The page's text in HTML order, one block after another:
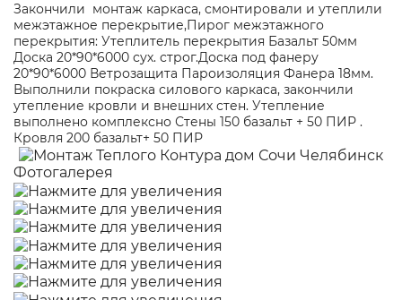
Закончили монтаж каркаса, смонтировали и утеплили
межэтажное перекрытие,Пирог межэтажного
перекрытия: Утеплитель перекрытия Базальт 50мм
Доска 20*90*6000 сух. строг.Доска под фанеру
20*90*6000 Ветрозащита Пароизоляция Фанера 18мм.
Выполнили покраска силового каркаса, закончили
утепление кровли и внешних стен. Утепление
выполнено комплексно Стены 150 базальт + 50 ПИР .
Кровля 200 базальт+ 50 ПИР
Фотогалерея